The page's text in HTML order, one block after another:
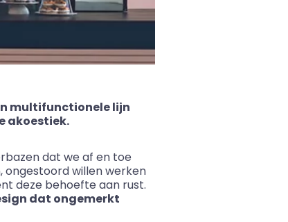
multifunctionele lijn
akoestiek.
dat we af en toe
ongestoord willen werken
deze behoefte aan rust.
dat ongemerkt